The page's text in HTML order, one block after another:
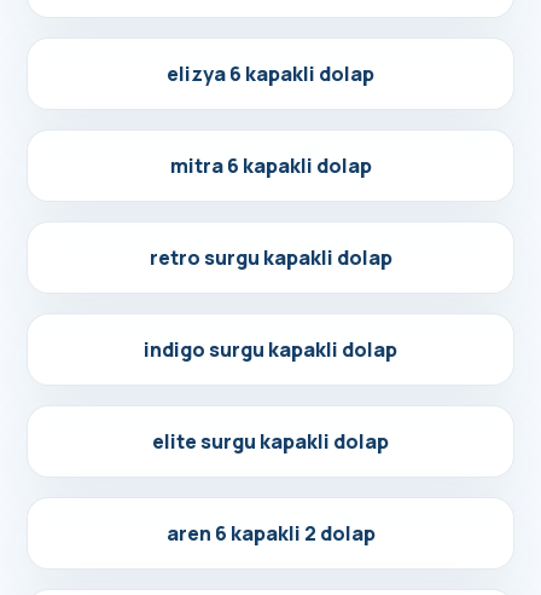
Detayları Gör
elizya 6 kapakli dolap
Detayları Gör
mitra 6 kapakli dolap
Detayları Gör
retro surgu kapakli dolap
Detayları Gör
indigo surgu kapakli dolap
Detayları Gör
elite surgu kapakli dolap
Detayları Gör
aren 6 kapakli 2 dolap